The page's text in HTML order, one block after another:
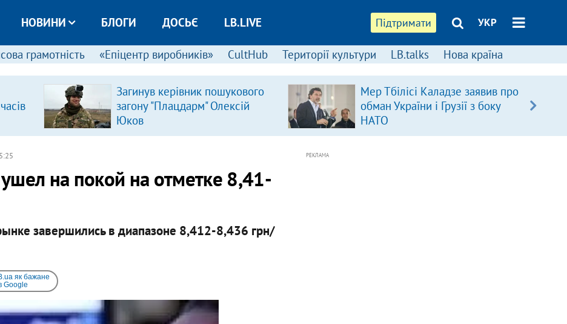
Підтримати УКР
НОВИНИ БЛОГИ ДОСЬЄ LB.LIVE
грамотність «Епіцентр виробників» CultHub Території культури LB.talks Нова країна
Загинув керівник пошукового
загону "Плацдарм" Олексій
Юков
Мер Тбілісі Каладзе заявив про
обман України і Грузії з боку
НАТО
на покой на отметке 8,41-
завершились в диапазоне 8,412-8,436 грн/
як бажане
Google
РЕКЛАМА